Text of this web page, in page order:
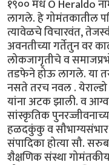
१९०० मध O Heraldo
लागले. हे गोमंतकातील
त्यावेळचे विचारवंत,
अवनतीच्या गर्तेतुन वर
लोकजागृतीचे व
तडफेने होऊ लागले. या
नसते तरच नवल .
यांना अटक झाली. व
सांस्कृतिक
हळदकुंकु व सौभाग्यसंभार
संपादिका होत्या सौ.
शैक्षणिक संस्था